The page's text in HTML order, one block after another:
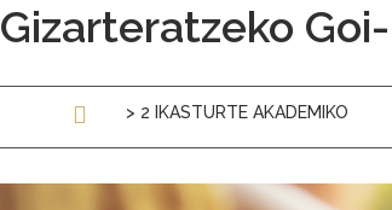
Gizarteratzeko
> 2 IKASTURTE AKADEMIKO